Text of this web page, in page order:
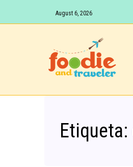
August 6, 2026
Etiqueta: